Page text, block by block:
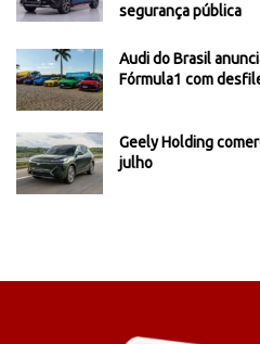
segurança pública
Audi do Brasil
Fórmula1 com
Geely Holding
julho